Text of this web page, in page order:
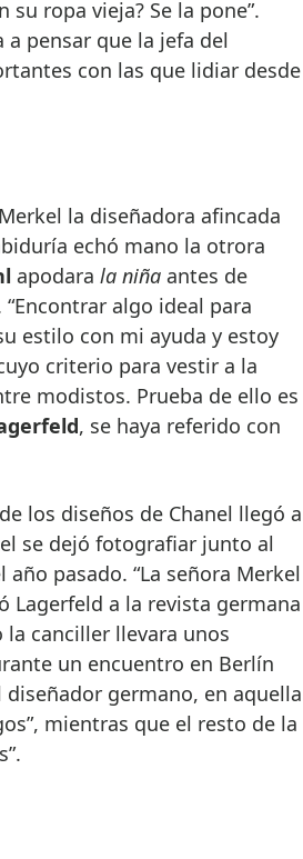
su ropa vieja? Se la pone”.
pensar que la jefa del
con las que lidiar desde
la diseñadora afincada
echó mano la otrora
apodara la niñaantes de
algo ideal para
estilo con mi ayuda y estoy
criterio para vestir a la
modistos. Prueba de ello es
, se haya referido con
los diseños de Chanel llegó a
se dejó fotografiar junto al
año pasado. “La señora Merkel
Lagerfeld a la revista germana
canciller llevara unos
un encuentro en Berlín
germano, en aquella
mientras que el resto de la